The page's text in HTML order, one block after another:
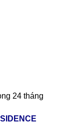
24 tháng